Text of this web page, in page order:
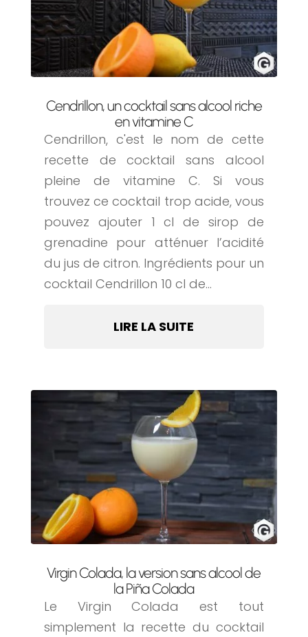
Cendrillon, un cocktail sans alcool riche
en vitamine C
Cendrillon, c'est le nom de cette
recette de cocktail sans alcool
pleine de vitamine C. Si vous
trouvez ce cocktail trop acide, vous
pouvez ajouter 1 cl de sirop de
grenadine pour atténuer l’acidité
du jus de citron. Ingrédients pour un
cocktail Cendrillon 10 cl de...
LIRE LA SUITE
Virgin Colada, la version sans alcool de
la Piña Colada
Le Virgin Colada est tout
simplement la recette du cocktail